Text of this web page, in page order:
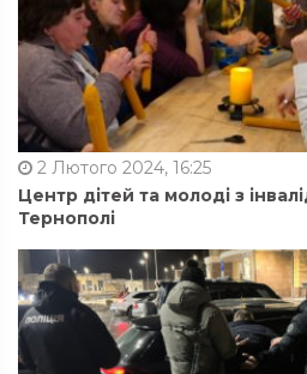
2 Лютого 2024, 16:25
Центр дітей та молоді з
Тернополі